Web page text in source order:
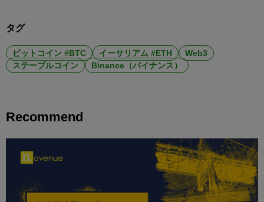
タグ
ビットコイン #BTC イーサリアム #ETH
Web3
ステーブルコイン
Binance（バイナンス）
Recommend